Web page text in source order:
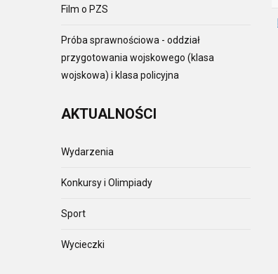
Film o PZS
Próba sprawnościowa - oddział
przygotowania wojskowego (klasa
wojskowa) i klasa policyjna
AKTUALNOŚCI
Wydarzenia
Konkursy i Olimpiady
Sport
Wycieczki